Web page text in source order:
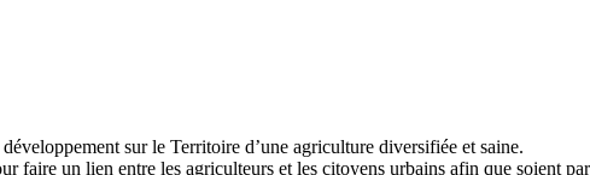
sur le Territoire d’une agriculture diversifiée et saine.
un lien entre les agriculteurs et les citoyens urbains afin que soient